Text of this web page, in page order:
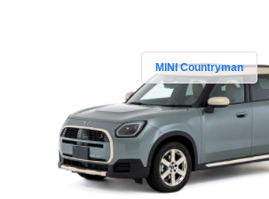
MINI Countryman